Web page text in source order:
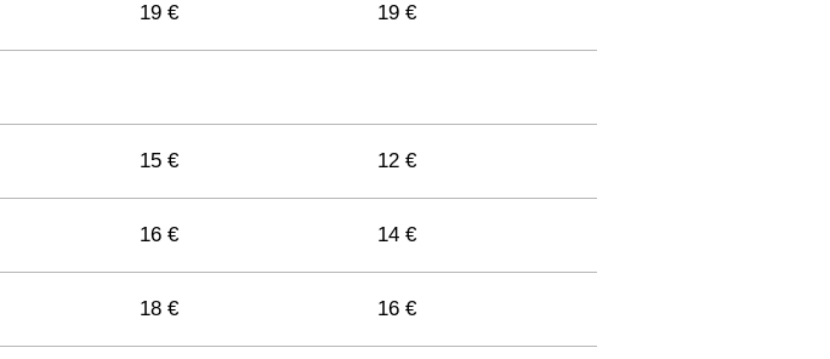
19 € 19 €
15 € 12 €
16 € 14 €
18 € 16 €